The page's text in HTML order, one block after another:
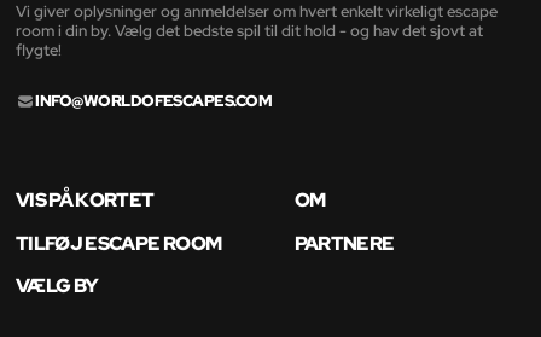
Vi giver oplysninger og anmeldelser om hvert enkelt virkeligt escape
room i din by. Vælg det bedste spil til dit hold - og hav det sjovt at
flygte!
INFO@WORLDOFESCAPES.COM
VIS PÅ KORTET
OM
TILFØJ ESCAPE ROOM
PARTNERE
VÆLG BY